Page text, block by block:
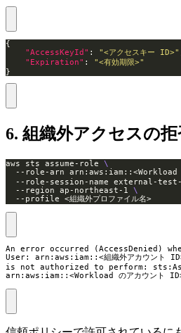
"AccessKeyId" : "<アクセスキー ID>"
"Expiration" : "<有効期限>"
}
6. 組織外アクセスの
aws sts assume-role
--role-arn arn:aws:iam::<Workload
--role-session-name external-
  --region ap-northeast-1
  --profile <組織外プロファイル名>
An error occurred (AccessDenied)
User: arn:aws:iam::<組織外アカウント
is not authorized to perform:
arn:aws:iam::<Workload のアカウン